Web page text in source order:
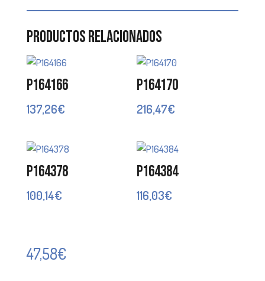
Productos relacionados
P164166
137,26€
P164170
216,47€
P164378
100,14€
P164384
116,03€
47,58€